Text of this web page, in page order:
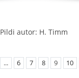
Pildi autor: H. Timm
... 6 7 8 9 10